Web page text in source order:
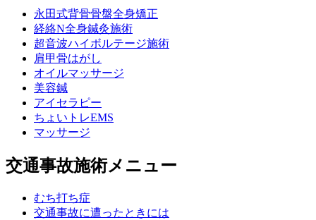
永田式背骨骨盤全身矯正
経絡N全身鍼灸施術
超音波ハイボルテージ施術
肩甲骨はがし
オイルマッサージ
美容鍼
アイセラピー
ちょいトレEMS
マッサージ
交通事故施術メニュー
むち打ち症
交通事故に遭ったときには